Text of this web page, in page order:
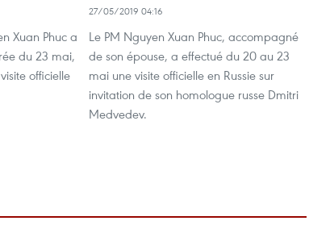
Xuan Phuc a
du 23 mai,
officielle
27/05/2019 04:16
Le PM Nguyen Xuan Phuc, accompagné
de son épouse, a effectué du 20 au 23
mai une visite officielle en Russie sur
invitation de son homologue russe Dmitri
Medvedev.